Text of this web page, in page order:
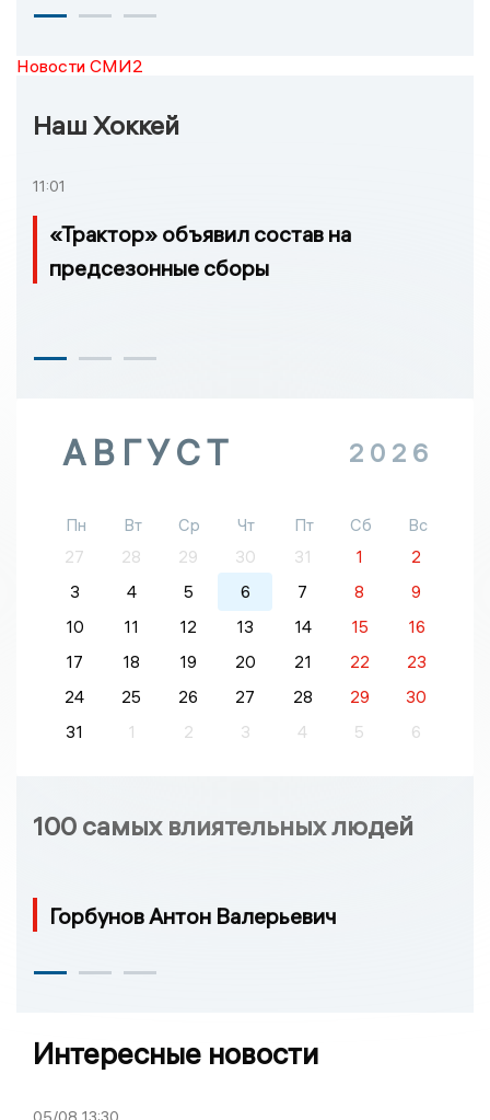
Новости СМИ2
Наш Хоккей
11:01
«Трактор» объявил состав на
предсезонные сборы
АВГУСТ 2026
Пн Вт Ср Чт Пт Сб
Вс
27
28 29 30 31 1
2
3
4 5 6 7 8
9
10
11 12 13 14 15
16
17
18 19 20 21 22
23
24
25 26 27 28 29
30
31
1 2 3 4 5 6
100 самых влиятельных людей
Горбунов Антон Валерьевич
Интересные новости